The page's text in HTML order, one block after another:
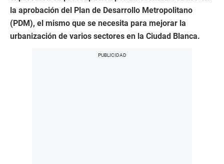
la aprobación del Plan de Desarrollo Metropolitano
(PDM), el mismo que se necesita para mejorar la
urbanización de varios sectores en la Ciudad Blanca.